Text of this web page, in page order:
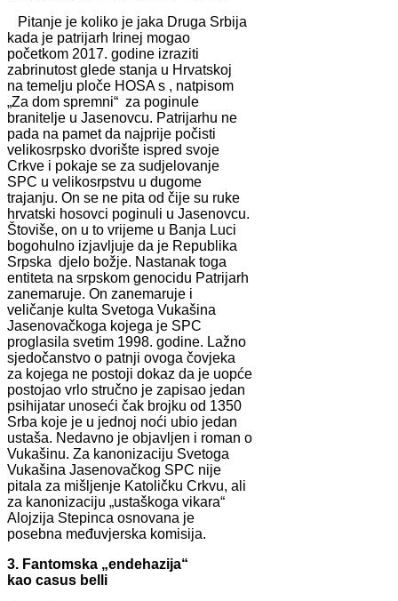
Pitanje je koliko je jaka Druga Srbija
kada je patrijarh Irinej mogao
početkom 2017. godine izraziti
zabrinutost glede stanja u Hrvatskoj
na temelju ploče HOSA s , natpisom
„Za dom spremni“ za poginule
branitelje u Jasenovcu. Patrijarhu ne
pada na pamet da najprije počisti
velikosrpsko dvorište ispred svoje
Crkve i pokaje se za sudjelovanje
SPC u velikosrpstvu u dugome
trajanju. On se ne pita od čije su ruke
hrvatski hosovci poginuli u Jasenovcu.
Štoviše, on u to vrijeme u Banja Luci
bogohulno izjavljuje da je Republika
Srpska djelo božje. Nastanak toga
entiteta na srpskom genocidu Patrijarh
zanemaruje. On zanemaruje i
veličanje kulta Svetoga Vukašina
Jasenovačkoga kojega je SPC
proglasila svetim 1998. godine. Lažno
sjedočanstvo o patnji ovoga čovjeka
za kojega ne postoji dokaz da je uopće
postojao vrlo stručno je zapisao jedan
psihijatar unoseći čak brojku od 1350
Srba koje je u jednoj noći ubio jedan
ustaša. Nedavno je objavljen i roman o
Vukašinu. Za kanonizaciju Svetoga
Vukašina Jasenovačkog SPC nije
pitala za mišljenje Katoličku Crkvu, ali
za kanonizaciju „ustaškoga vikara“
Alojzija Stepinca osnovana je
posebna međuvjerska komisija.
3. Fantomska „endehazija“
kao casus belli